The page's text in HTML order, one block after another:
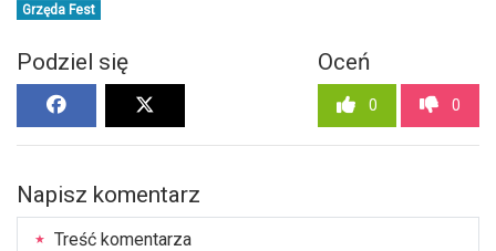
Grzęda Fest
Podziel się Oceń
0 0
Napisz komentarz
Treść komentarza